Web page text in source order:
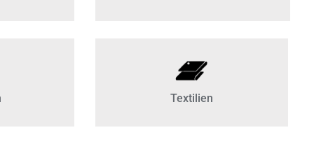
Textilien